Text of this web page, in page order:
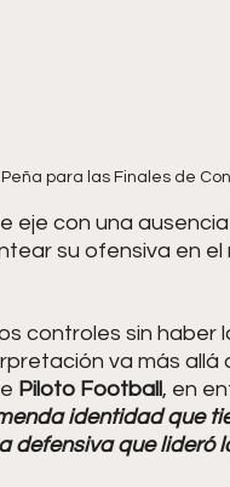
para las Finales de
eje con una
su ofensiva en
controles sin haber
va más allá
Piloto Football , en
identidad que
defensiva que lideró